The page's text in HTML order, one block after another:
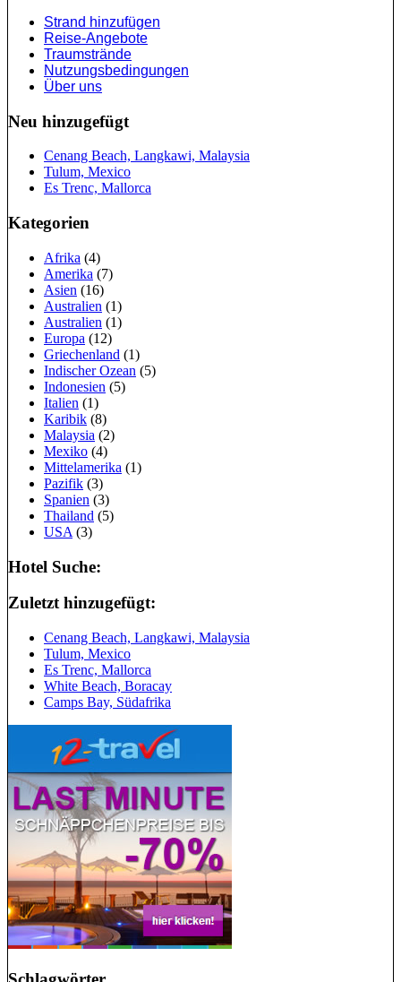
Strand hinzufügen
Reise-Angebote
Traumstrände
Nutzungsbedingungen
Über uns
Neu hinzugefügt
Cenang Beach, Langkawi, Malaysia
Tulum, Mexico
Es Trenc, Mallorca
Kategorien
Afrika (4)
Amerika (7)
Asien (16)
Australien (1)
Australien (1)
Europa (12)
Griechenland (1)
Indischer Ozean (5)
Indonesien (5)
Italien (1)
Karibik (8)
Malaysia (2)
Mexiko (4)
Mittelamerika (1)
Pazifik (3)
Spanien (3)
Thailand (5)
USA (3)
Hotel Suche:
Zuletzt hinzugefügt:
Cenang Beach, Langkawi, Malaysia
Tulum, Mexico
Es Trenc, Mallorca
White Beach, Boracay
Camps Bay, Südafrika